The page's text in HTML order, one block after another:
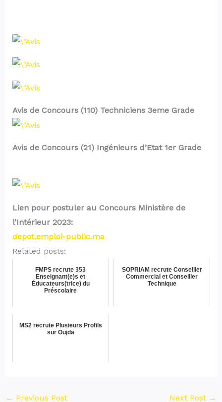
Avis de Concours (110) Techniciens 3eme Grade
Avis de Concours (21) Ingénieurs d’Etat 1er Grade
Lien pour postuler au Concours Ministère de
l’Intérieur 2023:
depot.emploi-public.ma
Related posts:
FMPS recrute 353
Enseignant(e)s et
Éducateurs(trice) du
Préscolaire
SOPRIAM recrute Conseiller
Commercial et Conseiller
Technique
MS2 recrute Plusieurs Profils
sur Oujda
← Previous Post Next Post →